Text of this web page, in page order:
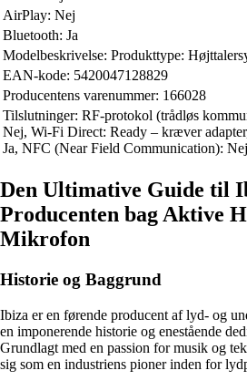
AirPlay: Nej
Bluetooth: Ja
Modelbeskrivelse: Produkttype:
EAN-kode: 5420047128829
Producentens varenummer: 166028
Tilslutninger: RF-protokol (trådløs
Nej, Wi-Fi Direct: Ready – kræver
Ja, NFC (Near Field Communication):
Den Ultimative Guide til
Producenten bag Aktive
Mikrofon
Historie og Baggrund
Ibiza er en førende producent af lyd- og
en imponerende historie og enestående
Grundlagt med en passion for musik og
sig som en industriens pioner inden for